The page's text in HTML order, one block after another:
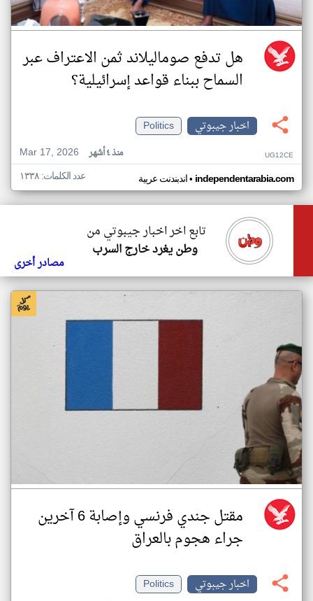
هل تدفع صوماليلاند ثمن الاعتراف عبر
السماح ببناء قواعد إسرائيلية؟
اخبار جيبوتي
Politics
Mar 17, 2026
منذ ٤ أشهر UG12CE
اندبندنت عربية• independentarabia.com عدد الكلمات: ١٣٣٨
تابع اخر اخبار جيبوتي من
وطن يغرد خارج السرب
مصادر أخرى
مقتل جندي فرنسي وإصابة 6 آخرين
جراء هجوم بالعراق
اخبار جيبوتي
Politics